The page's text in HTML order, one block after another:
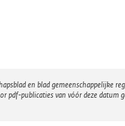
en blad gemeenschappelijke
publicaties van vóór deze